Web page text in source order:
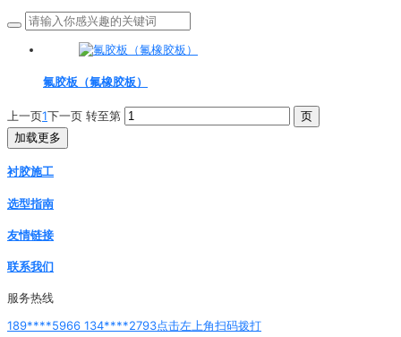
氟胶板（氟橡胶板）
上一页1下一页 转至第
加载更多
衬胶施工
选型指南
友情链接
联系我们
服务热线
189****5966 134****2793点击左上角扫码拨打